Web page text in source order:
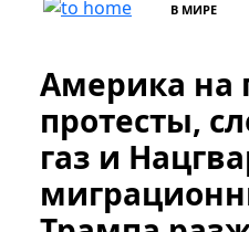
В МИРЕ
Америка на
протесты,
газ и